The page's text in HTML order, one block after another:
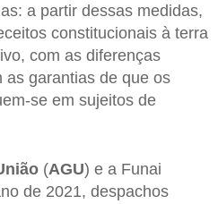
a partir dessas medidas,
constitucionais à terra
com as diferenças
as garantias de que os
se em sujeitos de
(AGU) e a Funai
de 2021, despachos